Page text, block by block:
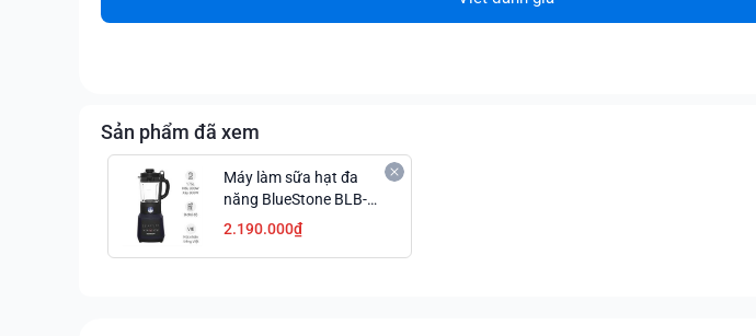
Sản phẩm đã xem
Máy làm sữa hạt đa
năng BlueStone BLB-
6037
2.190.000₫